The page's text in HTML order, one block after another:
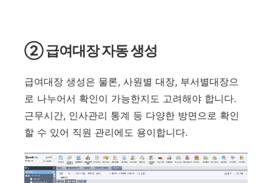
② 급여대장 자동 생성
급여대장 생성은 물론, 사원별 대장, 부서별대장으
로 나누어서 확인이 가능한지도 고려해야 합니다.
근무시간, 인사관리 통계 등 다양한 방면으로 확인
할 수 있어 직원 관리에도 용이합니다.